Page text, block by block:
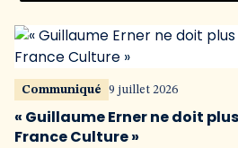
Communiqué 9 juillet 2026
« Guillaume Erner ne doit
France Culture »